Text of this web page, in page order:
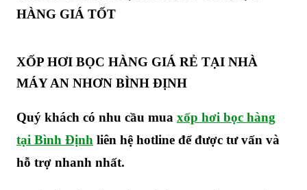
HÀNG GIÁ TỐT
XỐP HƠI BỌC HÀNG GIÁ RẺ TẠI NHÀ
MÁY AN NHƠN BÌNH ĐỊNH
Quý khách có nhu cầu mua xốp hơi bọc hàng
tại Bình Định liên hệ hotline để được tư vấn và
hỗ trợ nhanh nhất.